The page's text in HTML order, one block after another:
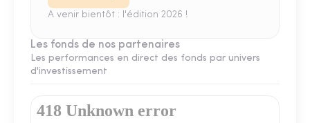
A venir bientôt : l'édition 2026 !
Les fonds de nos partenaires
Les performances en direct des fonds par univers
d'investissement